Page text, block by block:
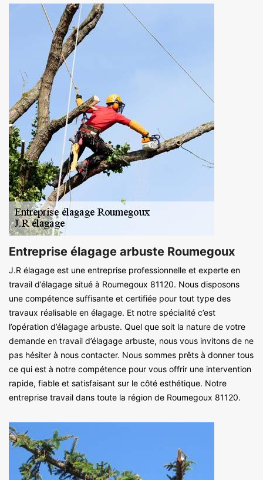
Entreprise élagage arbuste Roumegoux
J.R élagage est une entreprise professionnelle et experte en
travail d’élagage situé à Roumegoux 81120. Nous disposons
une compétence suffisante et certifiée pour tout type des
travaux réalisable en élagage. Et notre spécialité c’est
l’opération d’élagage arbuste. Quel que soit la nature de votre
demande en travail d’élagage arbuste, nous vous invitons de ne
pas hésiter à nous contacter. Nous sommes prêts à donner tous
ce qui est à notre compétence pour vous offrir une intervention
rapide, fiable et satisfaisant sur le côté esthétique. Notre
entreprise travail dans toute la région de Roumegoux 81120.